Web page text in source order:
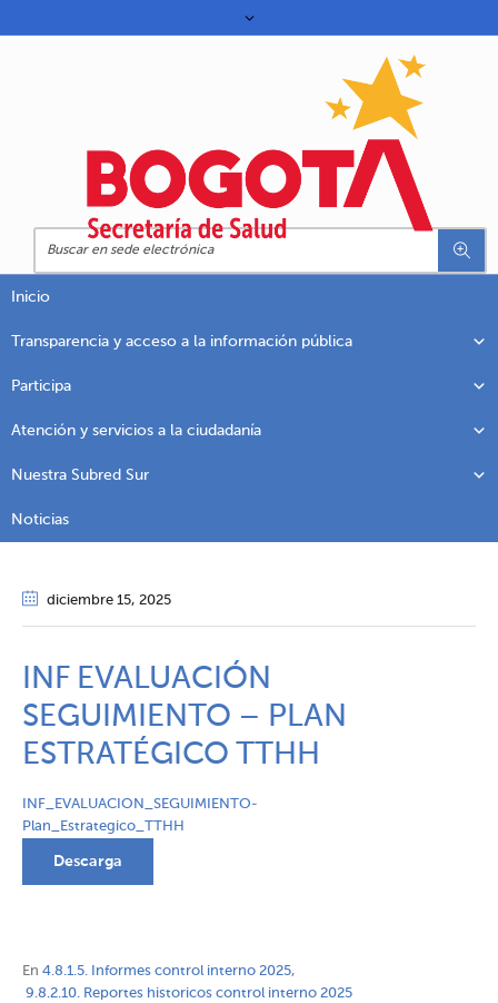
Inicio
Transparencia y acceso a la información pública
Participa
Atención y servicios a la ciudadanía
Nuestra Subred Sur
Noticias
diciembre 15, 2025
INF EVALUACIÓN
SEGUIMIENTO – PLAN
ESTRATÉGICO TTHH
INF_EVALUACION_SEGUIMIENTO-
Plan_Estrategico_TTHH
Descarga
En 4.8.1.5. Informes control interno 2025,
9.8.2.10. Reportes historicos control interno 2025